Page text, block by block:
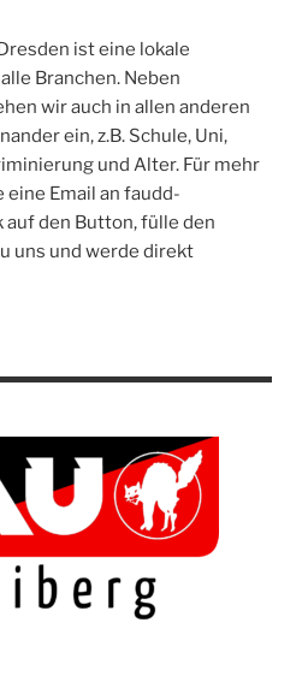
ist eine lokale
Branchen. Neben
wir auch in allen anderen
ein, z.B. Schule, Uni,
und Alter. Für mehr
Email an faudd-
den Button, fülle den
uns und werde direkt